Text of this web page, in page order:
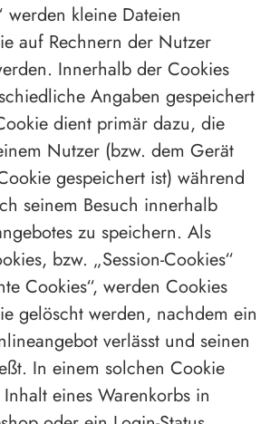
werden kleine Dateien
auf Rechnern der Nutzer
Innerhalb der Cookies
Angaben gespeichert
dient primär dazu, die
Nutzer (bzw. dem Gerät
gespeichert ist) während
seinem Besuch innerhalb
zu speichern. Als
bzw. „Session-Cookies“
Cookies“, werden Cookies
gelöscht werden, nachdem ein
verlässt und seinen
In einem solchen Cookie
eines Warenkorbs in